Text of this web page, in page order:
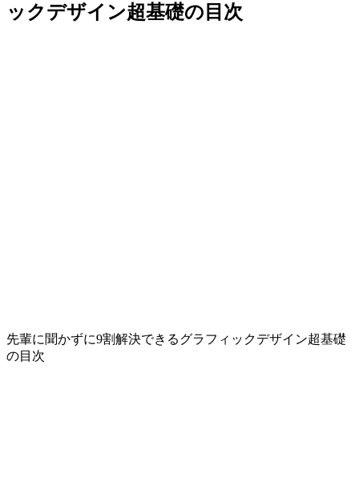
ックデザイン超基礎の目次
先輩に聞かずに9割解決できるグラフィックデザイン超基礎
の目次